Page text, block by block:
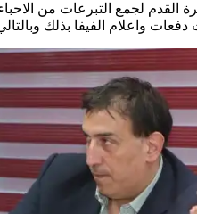
القدم لجمع التبرعات من
واعلام الفيفا بذلك وبالتالي